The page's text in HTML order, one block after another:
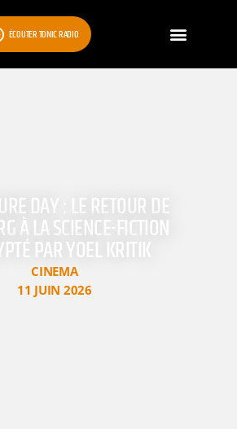
ÉCOUTER TONIC RADIO
DAY : LE RETOUR DE
À LA SCIENCE-FICTION
PAR YOEL KRITIK
CINEMA
11 JUIN 2026